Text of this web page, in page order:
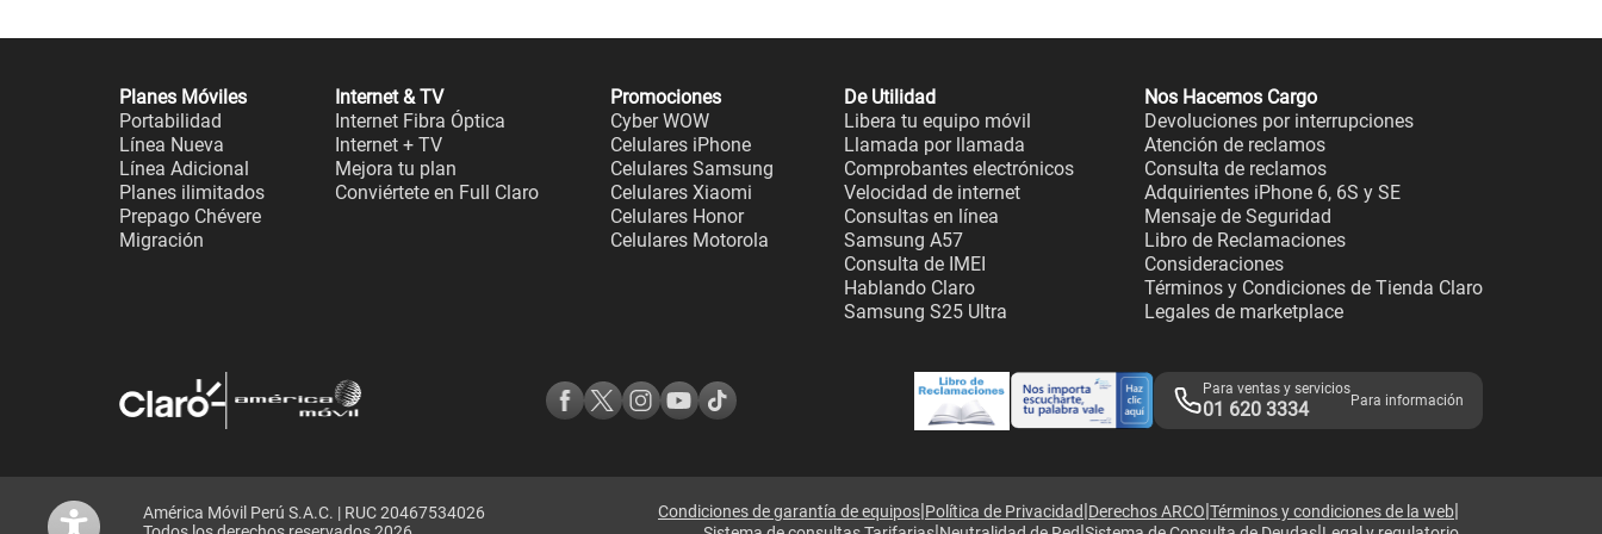
Planes Móviles
Portabilidad
Línea Nueva
Línea Adicional
Planes ilimitados
Prepago Chévere
Migración
Internet & TV
Internet Fibra Óptica
Internet + TV
Mejora tu plan
Conviértete en Full Claro
Promociones
Cyber WOW
Celulares iPhone
Celulares Samsung
Celulares Xiaomi
Celulares Honor
Celulares Motorola
De Utilidad
Libera tu equipo móvil
Llamada por llamada
Comprobantes electrónicos
Velocidad de internet
Consultas en línea
Samsung A57
Consulta de IMEI
Hablando Claro
Samsung S25 Ultra
Nos Hacemos Cargo
Devoluciones por interrupciones
Atención de reclamos
Consulta de reclamos
Adquirientes iPhone 6, 6S y SE
Mensaje de Seguridad
Libro de Reclamaciones
Consideraciones
Términos y Condiciones de Tienda Claro
Legales de marketplace
Para ventas y servicios
01 620 3334 Para información
América Móvil Perú S.A.C. | RUC 20467534026
Condiciones de garantía de equipos|Política de Privacidad|Derechos ARCO|Términos y condiciones de la web|